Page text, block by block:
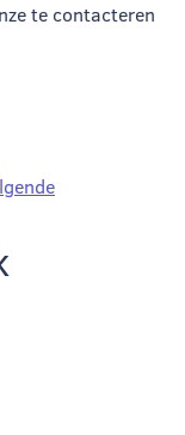
te contacteren